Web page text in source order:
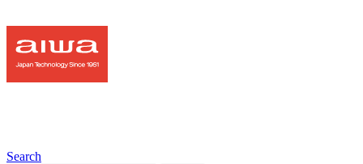
Search